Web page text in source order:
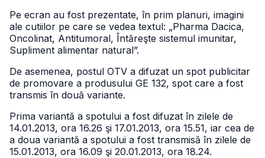
Pe ecran au fost prezentate, în prim planuri, imagini
ale cutiilor pe care se vedea textul: „Pharma Dacica,
Oncolinat, Antitumoral, Întăreşte sistemul imunitar,
Supliment alimentar natural”.
De asemenea, postul OTV a difuzat un spot publicitar
de promovare a produsului GE 132, spot care a fost
transmis în două variante.
Prima variantă a spotului a fost difuzat în zilele de
14.01.2013, ora 16.26 şi 17.01.2013, ora 15.51, iar cea de
a doua variantă a spotului a fost transmisă în zilele de
15.01.2013, ora 16.09 şi 20.01.2013, ora 18.24.